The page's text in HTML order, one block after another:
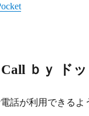
ｂｙ ド
電話が利用できるよ